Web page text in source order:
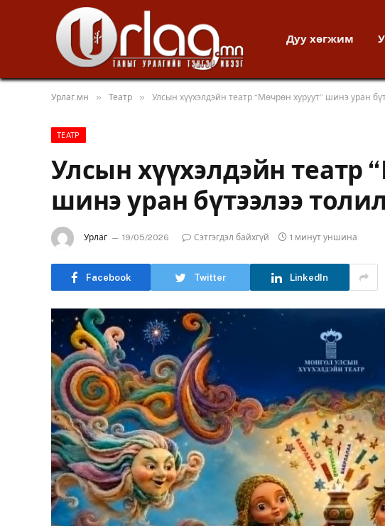
Дуу хөгжим
Урлаг.мн » Театр » Улсын хүүхэлдэйн театр “Мөчрөн хуруут” шинэ уран
ТЕАТР
Улсын хүүхэлдэйн театр
шинэ уран бүтээлээ
Урлаг 19/05/2026 Сэтгэгдэл байхгүй 1 минут уншина
Facebook Twitter LinkedIn